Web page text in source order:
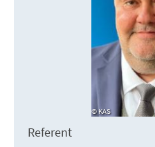
KAS
Referent